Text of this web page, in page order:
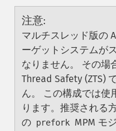
注意:
マルチスレッド版の
ーゲットシステムが
なりません。 その場
Thread Safety (ZTS)
ん。 この構成では使
ります。推奨される
の prefork MPM モ